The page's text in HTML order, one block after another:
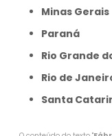
Minas Gerais
Paraná
Rio Grande
Rio de
Santa